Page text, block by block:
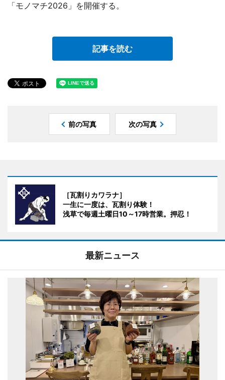
「モノマチ2026」を開催する。
記事を読む
前の写真 次の写真
［瓦割りカワラナ］
一生に一度は、瓦割り体験！
浅草で毎週土曜日10～17時営業。押忍！
最新ニュース